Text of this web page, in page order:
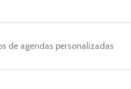
de agendas personalizadas